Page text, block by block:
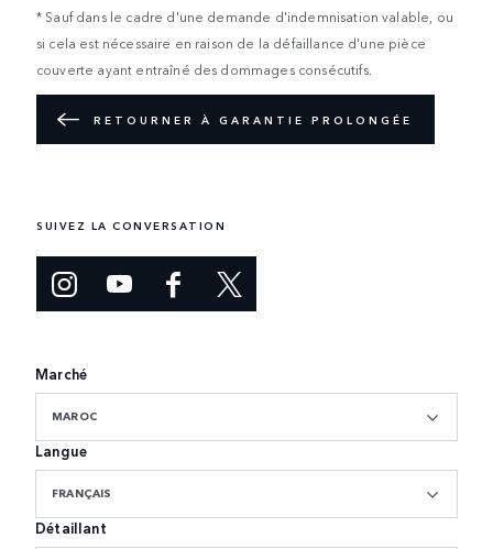
* Sauf dans le cadre d'une demande d'indemnisation valable, ou
si cela est nécessaire en raison de la défaillance d'une pièce
couverte ayant entraîné des dommages consécutifs.
RETOURNER À GARANTIE PROLONGÉE
SUIVEZ LA CONVERSATION
Marché
MAROC
Langue
FRANÇAIS
Détaillant